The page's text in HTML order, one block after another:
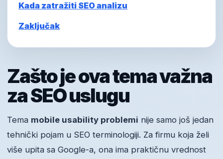
Kada zatražiti SEO analizu
Zaključak
Zašto je ova tema važna
za SEO uslugu
Tema mobile usability problemi nije samo još jedan
tehnički pojam u SEO terminologiji. Za firmu koja želi
više upita sa Google-a, ona ima praktičnu vrednost